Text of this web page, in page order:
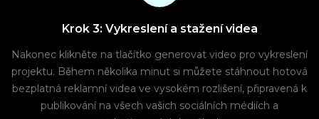
Krok 3: Vykreslení a stažení videa
Nakonec klikněte na tlačítko generovat video pro vykreslení
projektu. Během několika minut si můžete stáhnout hotová
bezplatná reklamní videa ve vysokém rozlišení, připravená k
publikování na všech vašich sociálních médiích a